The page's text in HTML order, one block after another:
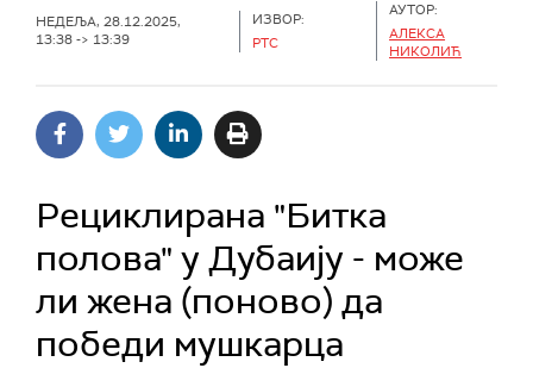
НЕДЕЉА, 28.12.2025,
13:38 -> 13:39
ИЗВОР:
РТС
АУТОР:
АЛЕКСА
НИКОЛИЋ
Рециклирана "Битка
полова" у Дубаију - може
ли жена (поново) да
победи мушкарца